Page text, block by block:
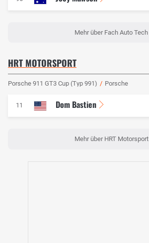
Mehr über Fach Auto Tech
HRT MOTORSPORT
Porsche 911 GT3 Cup (Typ 991) / Porsche
11 Dom Bastien
Mehr über HRT Motorsport